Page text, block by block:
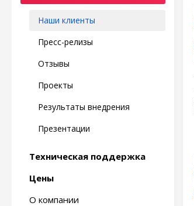
Наши клиенты
Пресс-релизы
Отзывы
Проекты
Результаты внедрения
Презентации
Техническая поддержка
Цены
О компании